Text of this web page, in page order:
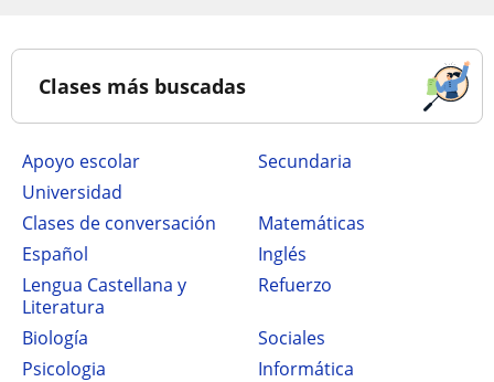
Clases más buscadas
Apoyo escolar
secundaria
Universidad
Clases de conversación
Matemáticas
Español
Inglés
Lengua Castellana y
Literatura
Refuerzo
Biología
Sociales
Psicologia
Informática